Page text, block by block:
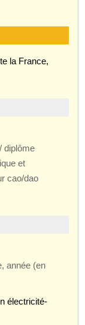
la France,
diplôme
et
cao/dao
année (en
électricité-